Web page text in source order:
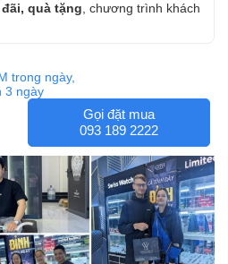
quà tặng , chương trình khách
trong ngày,
3 ngày
Gọi đặt mua
093 189 2222